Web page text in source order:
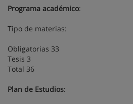
Programa académico:
Tipo de materias:
Obligatorias 33
Tesis 3
Total 36
Plan de Estudios: